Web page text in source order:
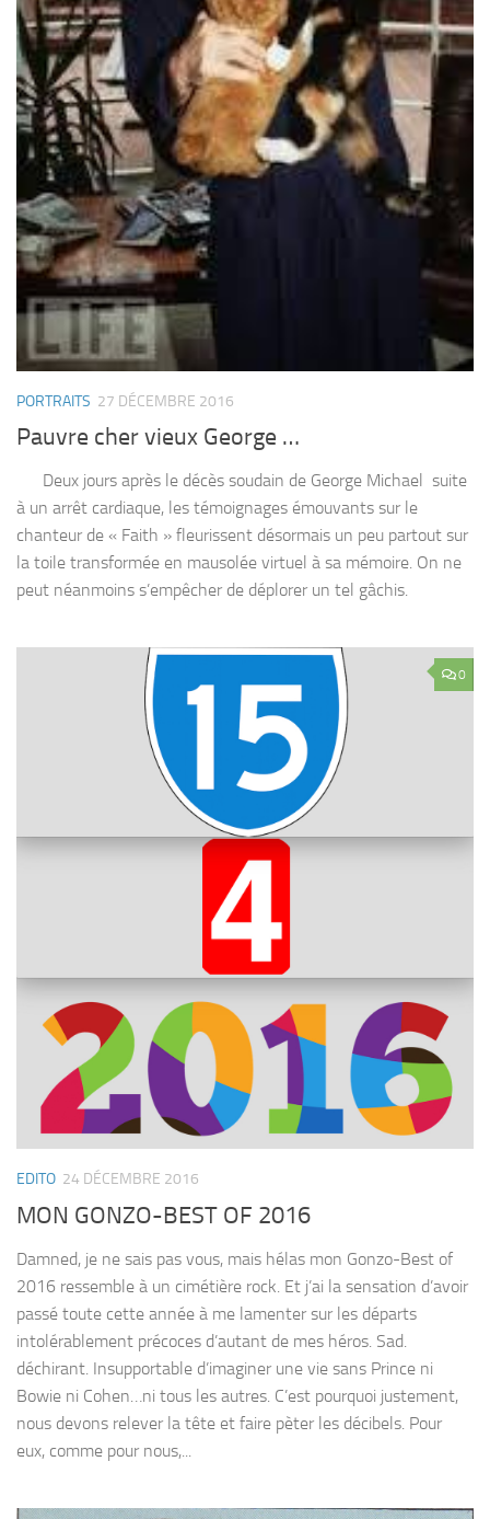
PORTRAITS 27 DÉCEMBRE 2016
Pauvre cher vieux George …
Deux jours après le décès soudain de George Michael suite
à un arrêt cardiaque, les témoignages émouvants sur le
chanteur de « Faith » fleurissent désormais un peu partout sur
la toile transformée en mausolée virtuel à sa mémoire. On ne
peut néanmoins s’empêcher de déplorer un tel gâchis.
0
EDITO 24 DÉCEMBRE 2016
MON GONZO-BEST OF 2016
Damned, je ne sais pas vous, mais hélas mon Gonzo-Best of
2016 ressemble à un cimétière rock. Et j’ai la sensation d’avoir
passé toute cette année à me lamenter sur les départs
intolérablement précoces d’autant de mes héros. Sad.
déchirant. Insupportable d’imaginer une vie sans Prince ni
Bowie ni Cohen…ni tous les autres. C’est pourquoi justement,
nous devons relever la tête et faire pèter les décibels. Pour
eux, comme pour nous,...